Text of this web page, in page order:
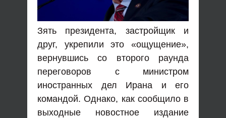
Зять президента, застройщик и
друг, укрепили это «ощущение»,
вернувшись со второго раунда
переговоров с министром
иностранных дел Ирана и его
командой. Однако, как сообщило в
выходные новостное издание